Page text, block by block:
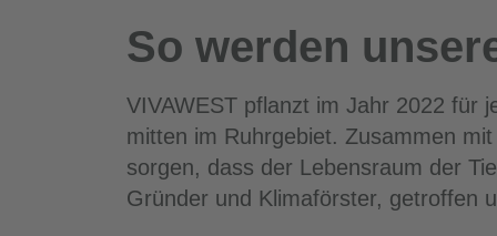
So werden
VIVAWEST pflanzt im Jahr 2022 für
mitten im Ruhrgebiet. Zusammen
sorgen, dass der Lebensraum der
Gründer und Klimaförster, getroffen